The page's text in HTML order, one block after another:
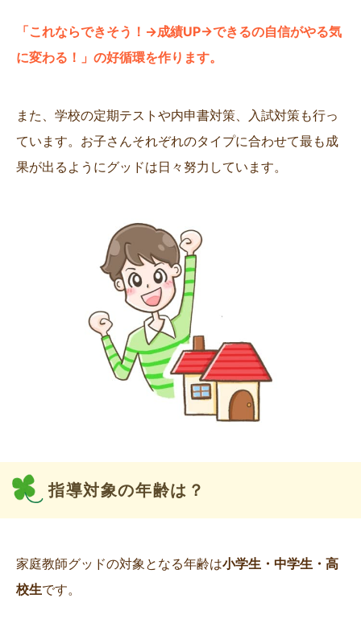
「これならできそう！→成績UP→できるの自信がやる気
に変わる！」の好循環を作ります。
また、学校の定期テストや内申書対策、入試対策も行っ
ています。お子さんそれぞれのタイプに合わせて最も成
果が出るようにグッドは日々努力しています。
指導対象の年齢は？
家庭教師グッドの対象となる年齢は小学生・中学生・高
校生です。